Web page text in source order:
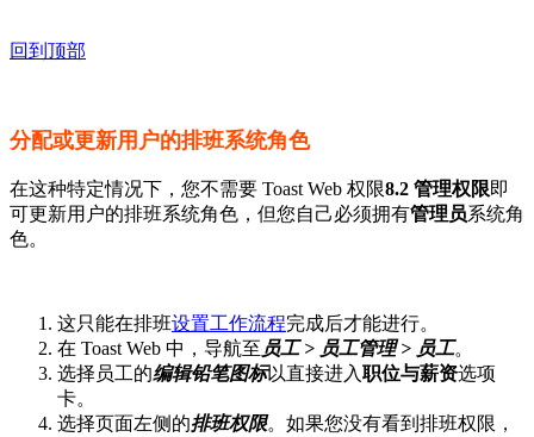
回到顶部
分配或更新用户的排班系统角色
在这种特定情况下，您不需要 Toast Web 权限8.2 管理权限即
可更新用户的排班系统角色，但您自己必须拥有管理员系统角
色。
这只能在排班设置工作流程完成后才能进行。
在 Toast Web 中，导航至 员工 > 员工管理 > 员工。
选择员工的编辑铅笔图标以直接进入职位与薪资选项
卡。
选择页面左侧的排班权限。如果您没有看到排班权限，